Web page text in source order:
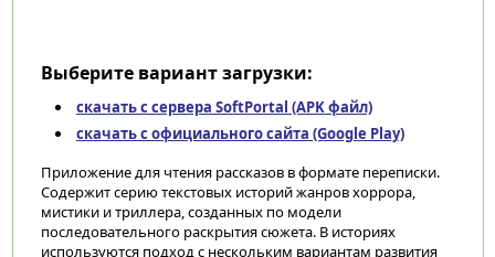
Выберите вариант загрузки:
скачать с сервера SoftPortal (APK файл)
скачать с официального сайта (Google Play)
Приложение для чтения рассказов в формате переписки.
Содержит серию текстовых историй жанров хоррора,
мистики и триллера, созданных по модели
последовательного раскрытия сюжета. В историях
используются подход с нескольким вариантам развития